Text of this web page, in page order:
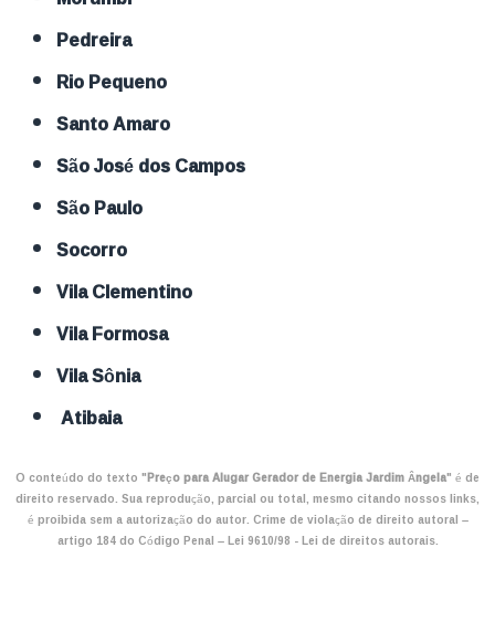
Pedreira
Rio Pequeno
Santo Amaro
São José dos Campos
São Paulo
Socorro
Vila Clementino
Vila Formosa
Vila Sônia
Atibaia
O conteúdo do texto "Preço para Alugar Gerador de Energia Jardim Ângela" é de
direito reservado. Sua reprodução, parcial ou total, mesmo citando nossos links,
é proibida sem a autorização do autor. Crime de violação de direito autoral –
artigo 184 do Código Penal –Lei 9610/98 - Lei de direitos autorais.